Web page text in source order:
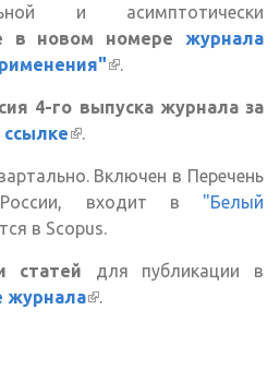
и асимптотически
в новом номере журнала
(внешняя
.
4-го выпуска журнала за
ссылке(внешняя ссылка)
.
Включен в Перечень
входит в "Белый
в Scopus.
статей для публикации в
журнала(внешняя ссылка)
.